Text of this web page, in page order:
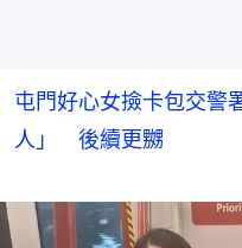
屯門好心女撿卡包交
人」 後續更嬲